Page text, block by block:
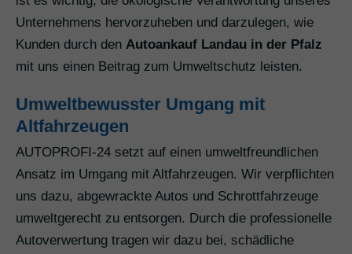
Unternehmens hervorzuheben und darzulegen, wie
Kunden durch den Autoankauf Landau in der Pfalz
mit uns einen Beitrag zum Umweltschutz leisten.
Umweltbewusster Umgang mit
Altfahrzeugen
AUTOPROFI-24 setzt auf einen umweltfreundlichen
Ansatz im Umgang mit Altfahrzeugen. Wir verpflichten
uns dazu, abgewrackte Autos und Schrottfahrzeuge
umweltgerecht zu entsorgen. Durch die professionelle
Autoverwertung tragen wir dazu bei, schädliche